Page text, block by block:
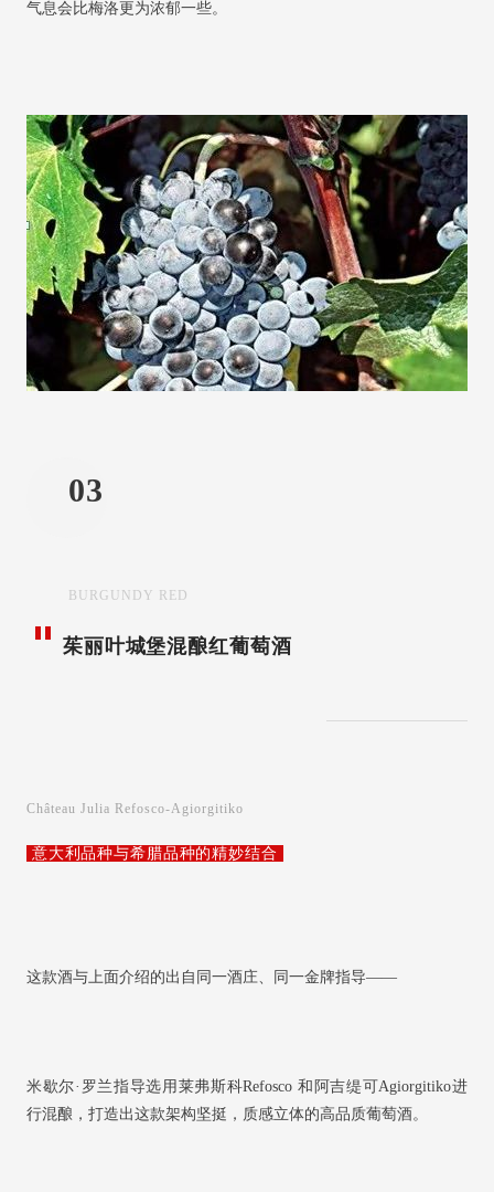
气息会比梅洛更为浓郁一些。
03
BURGUNDY RED
茱丽叶城堡混酿红葡萄酒
Château Julia Refosco-Agiorgitiko
意大利品种与希腊品种的精妙结合
这款酒与上面介绍的出自同一酒庄、同一金牌指导——
米歇尔·罗兰指导选用莱弗斯科Refosco 和阿吉缇可Agiorgitiko进
行混酿，打造出这款架构坚挺，质感立体的高品质葡萄酒。